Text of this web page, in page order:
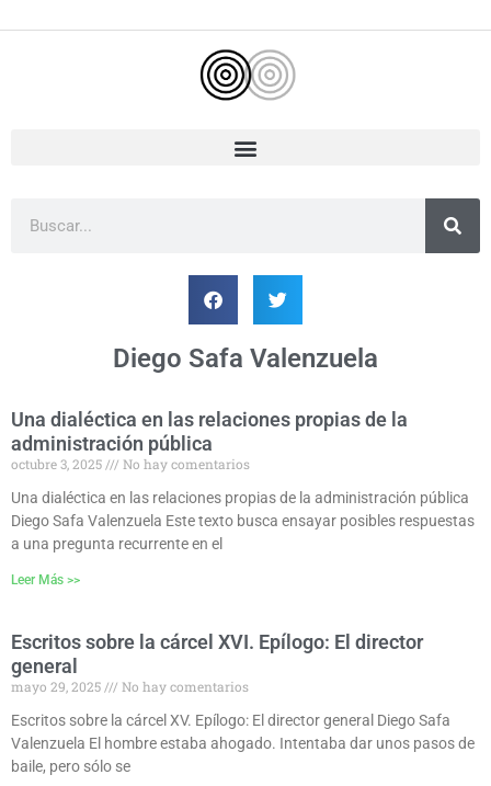
al
Diego Safa Valenzuela
Una dialéctica en las relaciones propias de la
administración pública
octubre 3, 2025
No hay comentarios
Una dialéctica en las relaciones propias de la administración pública
Diego Safa Valenzuela Este texto busca ensayar posibles respuestas
a una pregunta recurrente en el
Leer Más >>
Escritos sobre la cárcel XVI. Epílogo: El director
general
mayo 29, 2025
No hay comentarios
Escritos sobre la cárcel XV. Epílogo: El director general Diego Safa
Valenzuela El hombre estaba ahogado. Intentaba dar unos pasos de
baile, pero sólo se
Página
PáginaPágina